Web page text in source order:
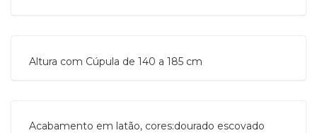
Altura com Cúpula de 140 a 185 cm
Acabamento em latão, cores:dourado escovado